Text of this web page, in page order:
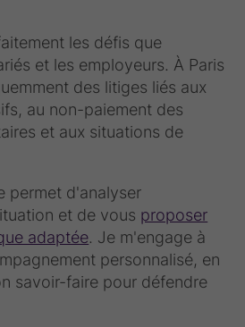
les défis que
et les employeurs. À Paris
des litiges liés aux
au non-paiement des
et aux situations de
permet d'analyser
et de vous proposer
adaptée. Je m'engage à
personnalisé, en
savoir-faire pour défendre